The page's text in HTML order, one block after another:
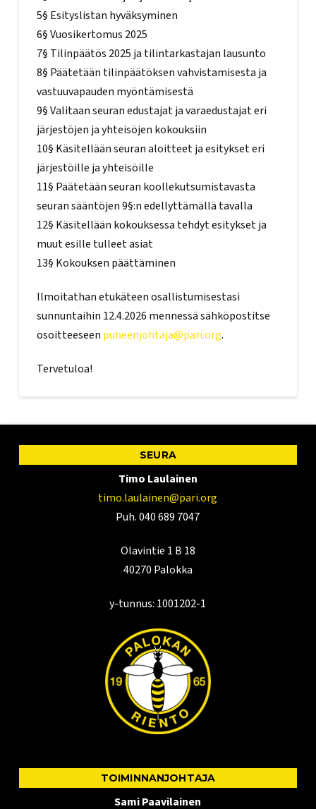
5§ Esityslistan hyväksyminen
6§ Vuosikertomus 2025
7§ Tilinpäätös 2025 ja tilintarkastajan lausunto
8§ Päätetään tilinpäätöksen vahvistamisesta ja
vastuuvapauden myöntämisestä
9§ Valitaan seuran edustajat ja varaedustajat eri
järjestöjen ja yhteisöjen kokouksiin
10§ Käsitellään seuran aloitteet ja esitykset eri
järjestöille ja yhteisöille
11§ Päätetään seuran koollekutsumistavasta
seuran sääntöjen 9§:n edellyttämällä tavalla
12§ Käsitellään kokouksessa tehdyt esitykset ja
muut esille tulleet asiat
13§ Kokouksen päättäminen
Ilmoitathan etukäteen osallistumisestasi
sunnuntaihin 12.4.2026 mennessä sähköpostitse
osoitteeseen puheenjohtaja@pari.org.
Tervetuloa!
SEURA
Timo Laulainen
timo.laulainen@pari.org
Puh. 040 689 7047
Olavintie 1 B 18
40270 Palokka
y-tunnus: 1001202-1
TOIMINNANJOHTAJA
Sami Paavilainen